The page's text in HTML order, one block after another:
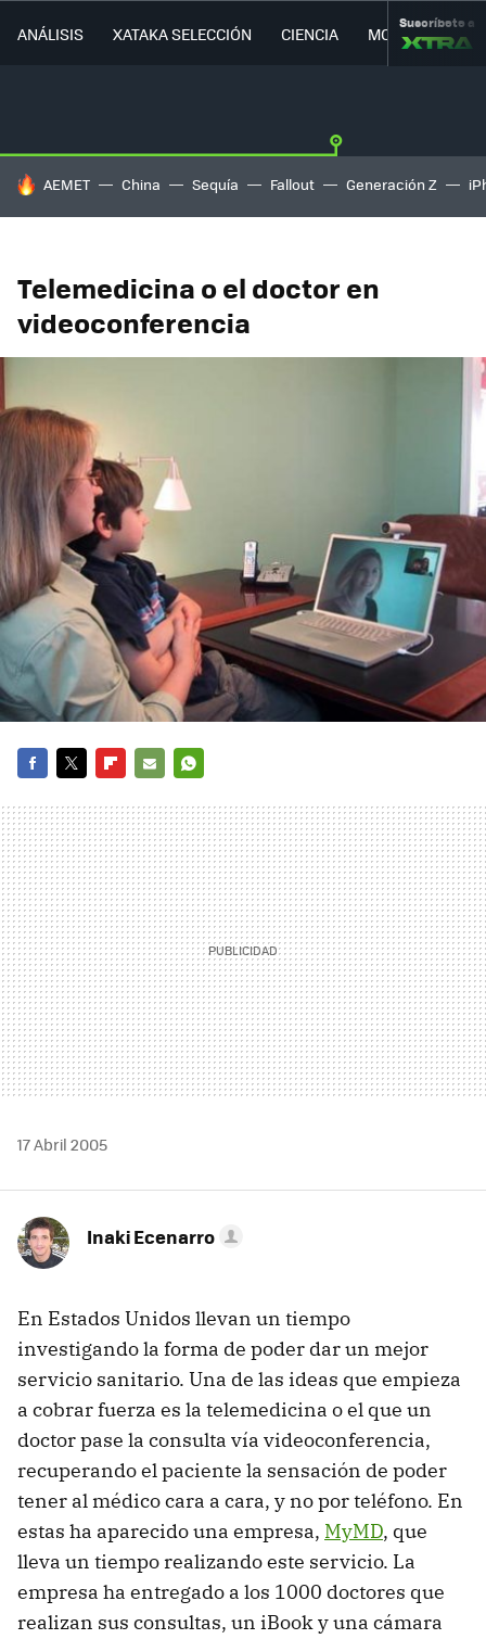
ANÁLISIS XATAKA SELECCIÓN CIENCIA MOVILIDAD
Suscríbete a
HOY SE HABLA DE
AEMET China Sequía Fallout Generación Z
Telemedicina o el doctor en
videoconferencia
MAIL
17 Abril 2005
Inaki Ecenarro
En Estados Unidos llevan un tiempo
investigando la forma de poder dar un mejor
servicio sanitario. Una de las ideas que empieza
a cobrar fuerza es la telemedicina o el que un
doctor pase la consulta vía videoconferencia,
recuperando el paciente la sensación de poder
tener al médico cara a cara, y no por teléfono. En
estas ha aparecido una empresa, MyMD, que
lleva un tiempo realizando este servicio. La
empresa ha entregado a los 1000 doctores que
realizan sus consultas, un iBook y una cámara